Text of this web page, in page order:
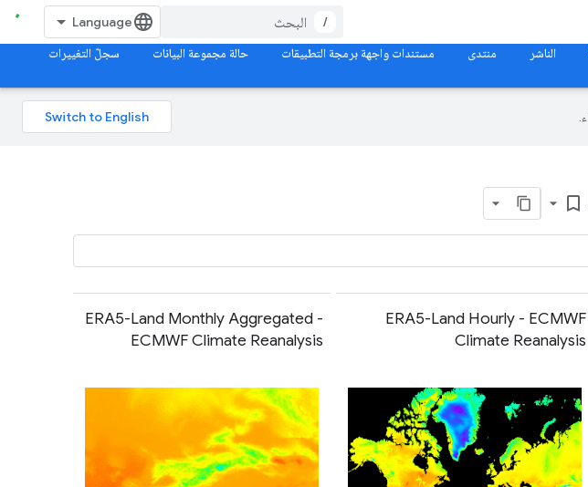
/
الناشر منتدى مستندات واجهة برمجة التطبيقات حالة مجموعة البيانات سجلّ التغييرات
bookmark_border
ERA5-Land Hourly - ECMWF
Climate Reanalysis
ERA5-Land Monthly Aggregated -
ECMWF Climate Reanalysis